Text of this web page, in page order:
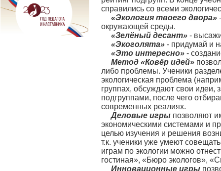
справились со всеми
«Экология твоего двора»
окружающей среды.
«Зелёный десант» -
«Экоголята» - придумай и
«Это интересно» -
Метод «Ковёр идей»
либо проблемы. Ученики
экологическая проблема
группах, обсуждают свои идеи,
подгруппами, после чего
современных реалиях.
Деловые игры позволяют
экономическими системами и
целью изучения и решения
т.к. ученики уже умеют
играм по экологии можно
гостиная», «Бюро экологов»,
Инновационные игры